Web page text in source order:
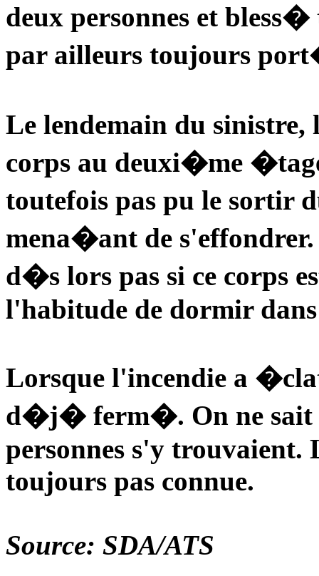
deux personnes et bless�
par ailleurs toujours
Le lendemain du
corps au deuxi�me
toutefois pas pu le sortir
mena�ant de
d�s lors pas si ce corps
l'habitude de dormir
Lorsque l'incendie a
d�j� ferm�. On ne sait
personnes s'y
toujours pas connue.
Source: SDA/ATS